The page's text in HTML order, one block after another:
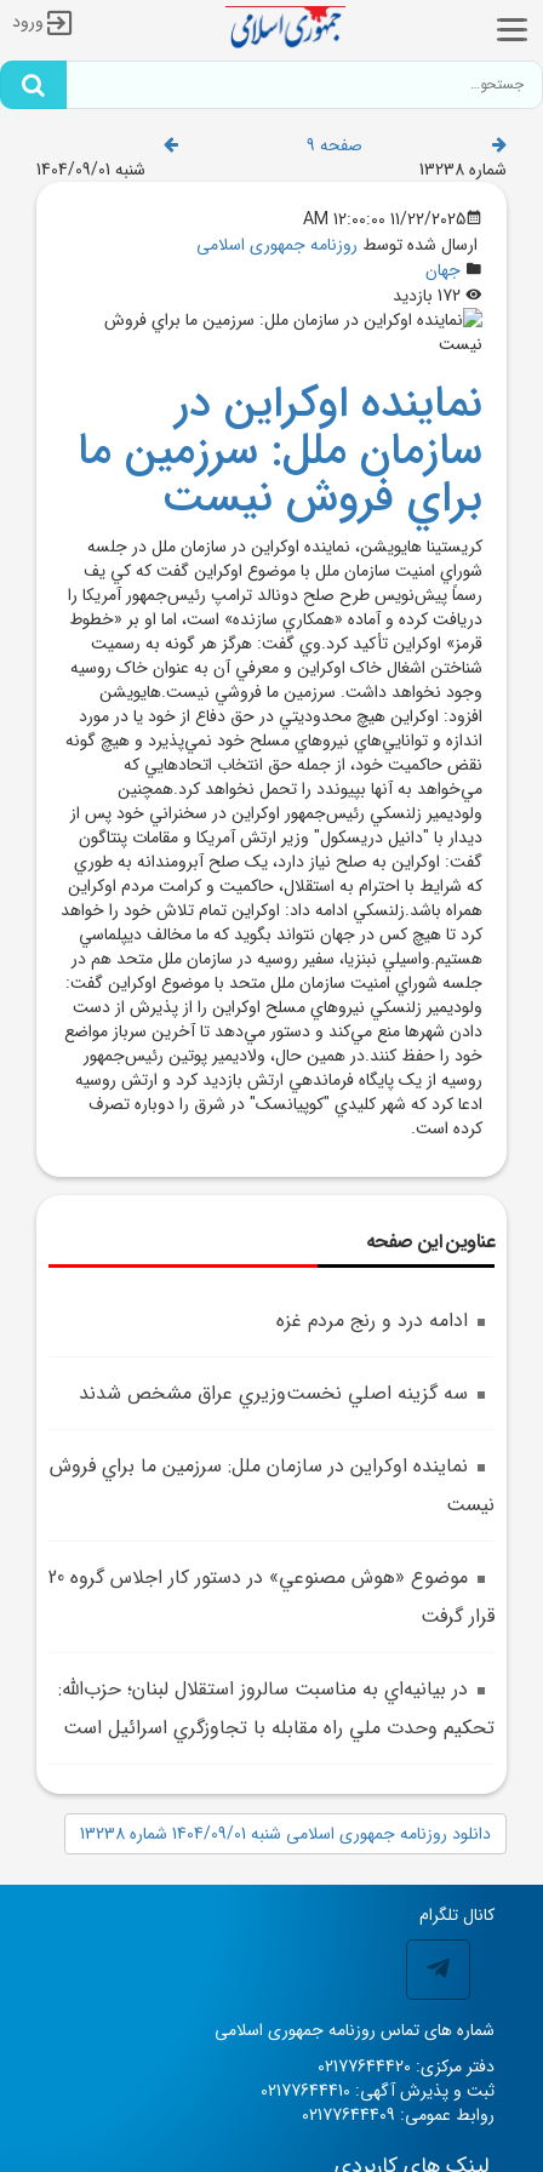
ورود
صفحه 9
شماره 13238
شنبه 1404/09/01
11/22/2025 12:00:00 AM
ارسال شده توسط روزنامه جمهوری اسلامی
جهان
نماينده اوکراين در
سازمان ملل: سرزمين ما
براي فروش نيست
کريستينا هايويشن، نماينده اوکراين در سازمان ملل در جلسه
شوراي امنيت سازمان ملل با موضوع اوکراين گفت که کي يف
رسماً پيش‌نويس طرح صلح دونالد ترامپ رئيس‌جمهور آمريکا را
دريافت کرده و آماده «همکاري سازنده» است، اما او بر «خطوط
قرمز» اوکراين تأکيد کرد.وي گفت: هرگز هر گونه به رسميت
شناختن اشغال خاک اوکراين و معرفي آن به عنوان خاک روسيه
وجود نخواهد داشت. سرزمين ما فروشي نيست.هايويشن
افزود: اوکراين هيچ محدوديتي در حق دفاع از خود يا در مورد
اندازه و توانايي‌هاي نيرو‌هاي مسلح خود نمي‌پذيرد و هيچ گونه
نقض حاکميت خود، از جمله حق انتخاب اتحاد‌هايي که
مي‌خواهد به آنها بپيوندد را تحمل نخواهد کرد.همچنين
ولوديمير زلنسکي رئيس‌جمهور اوکراين در سخنراني خود پس از
ديدار با "دانيل دريسکول" وزير ارتش آمريکا و مقامات پنتاگون
گفت: اوکراين به صلح نياز دارد، يک صلح آبرومندانه به طوري
که شرايط با احترام به استقلال، حاکميت و کرامت مردم اوکراين
همراه باشد.زلنسکي ادامه داد: اوکراين تمام تلاش خود را خواهد
کرد تا هيچ کس در جهان نتواند بگويد که ما مخالف ديپلماسي
هستيم.واسيلي نبنزيا، سفير روسيه در سازمان ملل متحد هم در
جلسه شوراي امنيت سازمان ملل متحد با موضوع اوکراين گفت:
ولوديمير زلنسکي نيرو‌هاي مسلح اوکراين را از پذيرش از دست
دادن شهر‌ها منع مي‌کند و دستور مي‌دهد تا آخرين سرباز مواضع
خود را حفظ کنند.در همين حال، ولاديمير پوتين رئيس‌جمهور
روسيه از يک پايگاه فرماندهي ارتش بازديد کرد و ارتش روسيه
ادعا کرد که شهر کليدي "کوپيانسک" در شرق را دوباره تصرف
کرده است.
عناوین این صفحه
ادامه درد و رنج مردم غزه
سه گزينه اصلي نخست‌وزيري عراق مشخص شدند
نماينده اوکراين در سازمان ملل: سرزمين ما براي فروش
نيست
موضوع «هوش‌ مصنوعي» در دستور کار اجلاس گروه 20
قرار گرفت
در بيانيه‌اي به مناسبت سالروز استقلال لبنان؛ حزب‌الله:
تحکيم وحدت ملي راه مقابله با تجاوزگري اسرائيل است
دانلود روزنامه جمهوری اسلامی شنبه 1404/09/01 شماره 13238
کانال تلگرام
شماره های تماس روزنامه جمهوری اسلامی
دفتر مرکزی: 02177644420
ثبت و پذیرش آگهی: 02177644410
روابط عمومی: 02177644409